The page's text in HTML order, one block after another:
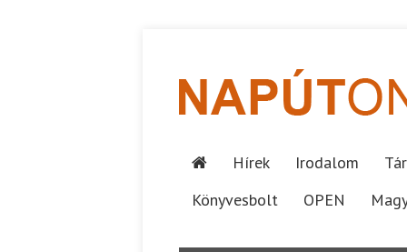
Hírek Irodalom
Könyvesbolt
OPEN